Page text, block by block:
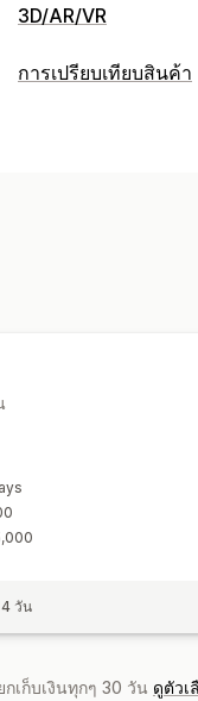
3D/AR/VR
การแสดงภาพ
การเปรียบเทียบสินค้า
วัน
เก็บเงินทุกๆ 30 วัน ดูตัวเ